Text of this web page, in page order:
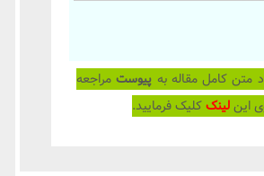
متن کامل مقاله به پیوستمراجعه
اینلینککلیک فرمایید.